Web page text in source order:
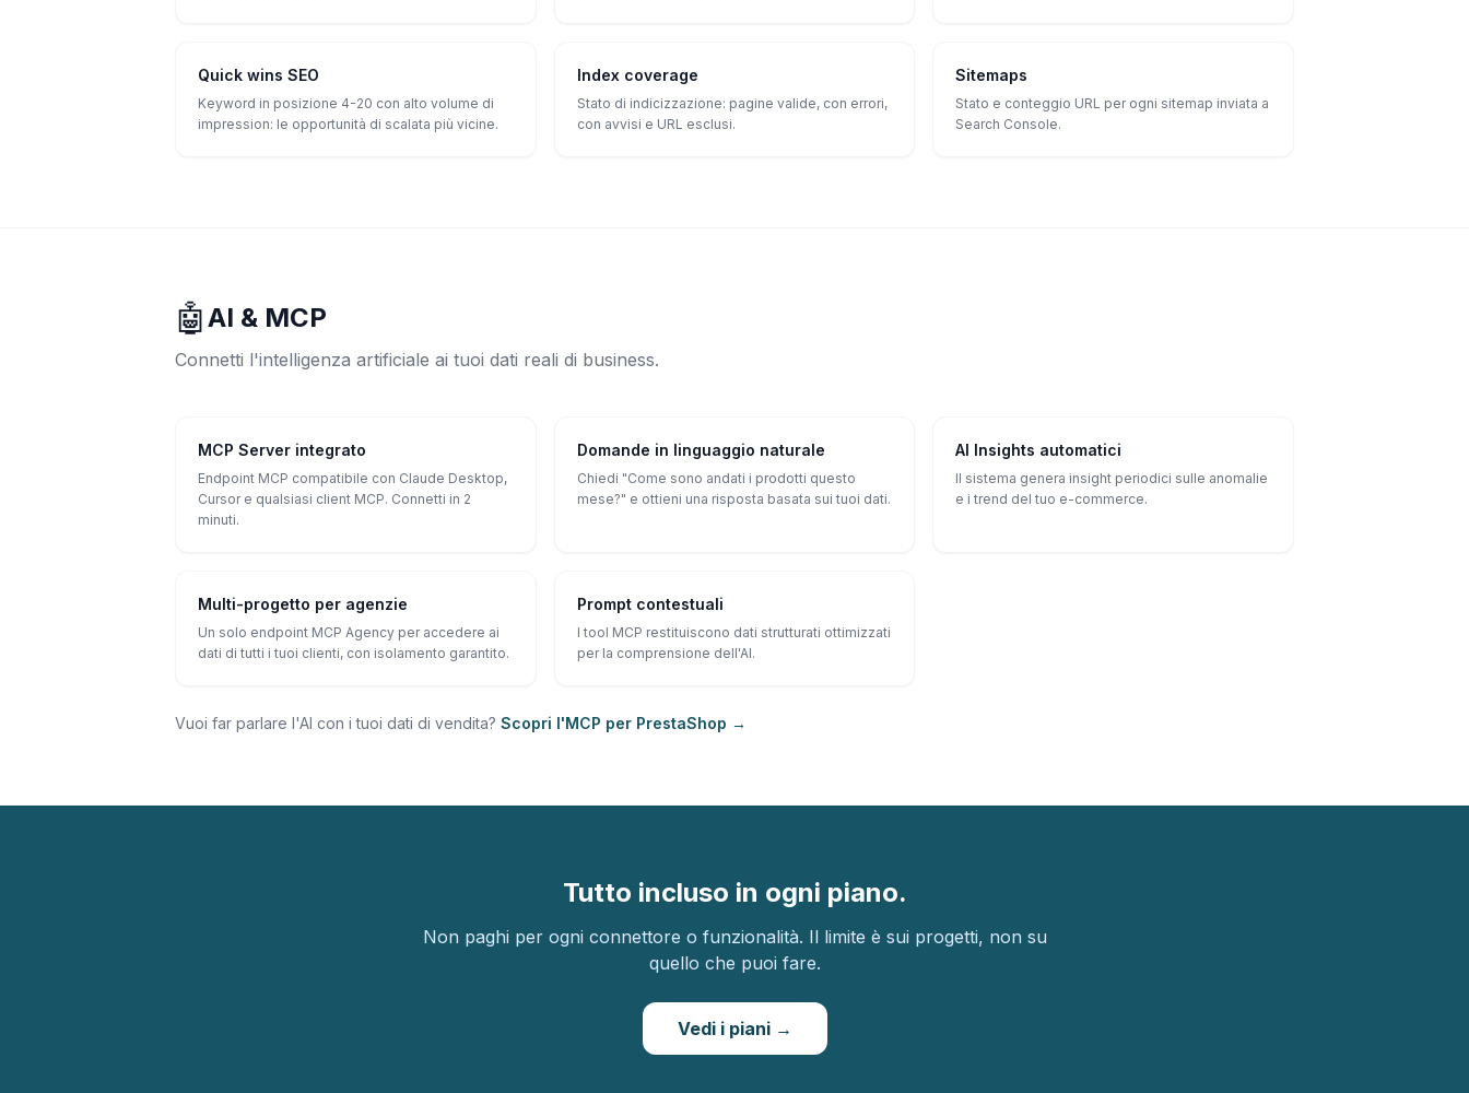
Quick wins SEO
Keyword in posizione 4-20 con alto volume di
impression: le opportunità di scalata più vicine.
Index coverage
Stato di indicizzazione: pagine valide, con errori,
con avvisi e URL esclusi.
Sitemaps
Stato e conteggio URL per ogni sitemap inviata a
Search Console.
🤖AI & MCP
Connetti l'intelligenza artificiale ai tuoi dati reali di business.
MCP Server integrato
Endpoint MCP compatibile con Claude Desktop,
Cursor e qualsiasi client MCP. Connetti in 2
minuti.
Domande in linguaggio naturale
Chiedi "Come sono andati i prodotti questo
mese?" e ottieni una risposta basata sui tuoi dati.
AI Insights automatici
Il sistema genera insight periodici sulle anomalie
e i trend del tuo e-commerce.
Multi-progetto per agenzie
Un solo endpoint MCP Agency per accedere ai
dati di tutti i tuoi clienti, con isolamento garantito.
Prompt contestuali
I tool MCP restituiscono dati strutturati ottimizzati
per la comprensione dell'AI.
Vuoi far parlare l'AI con i tuoi dati di vendita? Scopri l'MCP per PrestaShop →
Tutto incluso in ogni piano.
Non paghi per ogni connettore o funzionalità. Il limite è sui progetti, non su
quello che puoi fare.
Vedi i piani →